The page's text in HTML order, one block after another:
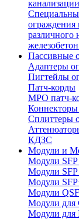
канализации
различного
Пассивные
Адаптеры
Пигтейлы
Патч-корды
MPO патч-
Коннекторы
Сплиттеры
КДЗС
Модули и
Модули
Модули SFP
Модули
Модули
Модули для
Модули для